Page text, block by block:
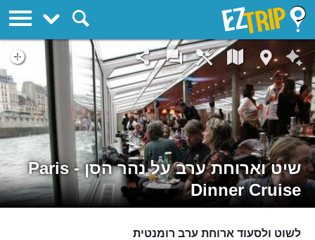
שיט וארוחת ערב על נהר הסן - Paris
Dinner Cruise
לשוט ולסעוד ארוחת ערב רומנטית
EZTrip